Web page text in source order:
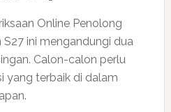
Online Penolong
S27 ini mengandungi dua
Calon-calon perlu
yang terbaik di dalam